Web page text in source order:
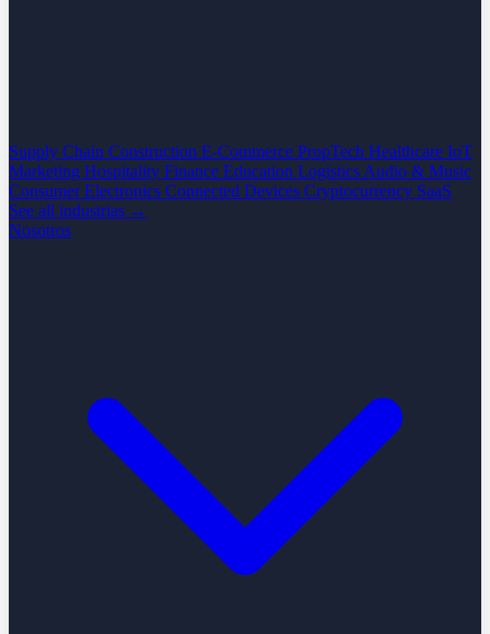
Supply Chain Construction E-Commerce PropTech Healthcare IoT
Marketing Hospitality Finance Education Logistics Audio & Music
Consumer Electronics Connected Devices Cryptocurrency SaaS
See all industrias →
Nosotros